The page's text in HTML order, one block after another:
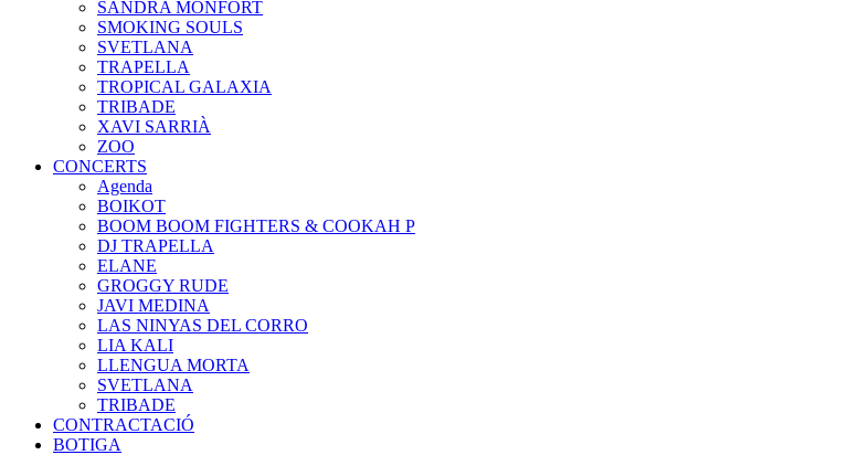
SANDRA MONFORT
SMOKING SOULS
SVETLANA
TRAPELLA
TROPICAL GALAXIA
TRIBADE
XAVI SARRIÀ
ZOO
CONCERTS
Agenda
BOIKOT
BOOM BOOM FIGHTERS & COOKAH P
DJ TRAPELLA
ELANE
GROGGY RUDE
JAVI MEDINA
LAS NINYAS DEL CORRO
LIA KALI
LLENGUA MORTA
SVETLANA
TRIBADE
CONTRACTACIÓ
BOTIGA